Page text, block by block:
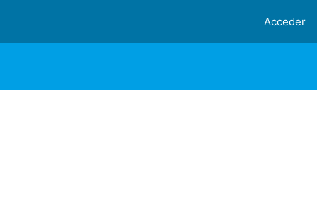
Acceder